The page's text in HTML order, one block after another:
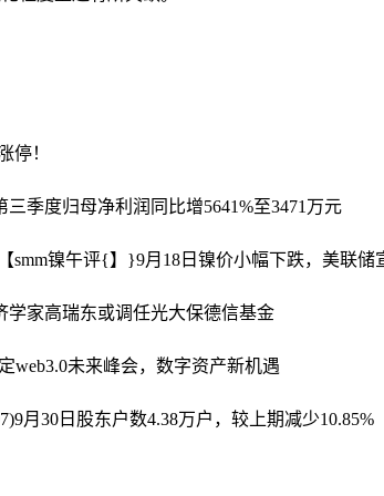
停！
三季度归母净利润同比增5641%至3471万元
【smm镍午评{】}9月18日镍价小幅下跌，美联储
学家高瑞东或调任光大保德信基金
web3.0未来峰会，数字资产新机遇
月30日股东户数4.38万户，较上期减少10.85%